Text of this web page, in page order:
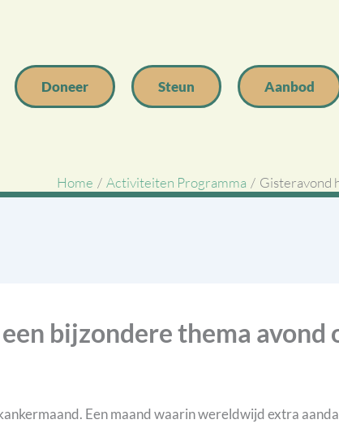
Doneer Steun Aanbod
Home Activiteiten Programma Gisteravond
bijzondere thema avond
Een maand waarin wereldwijd extra